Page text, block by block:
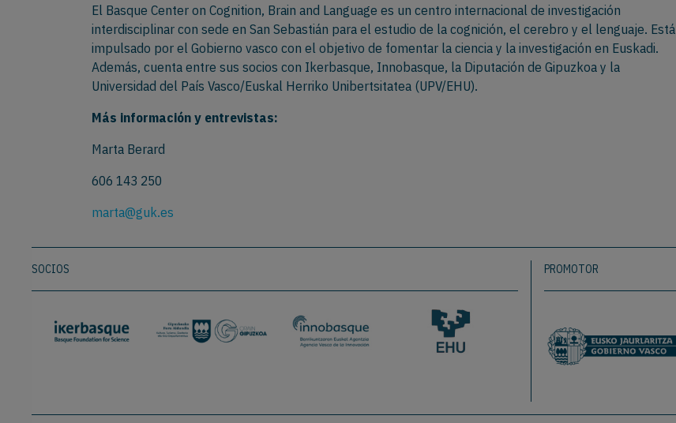
El Basque Center on Cognition, Brain and Language es un centro internacional de investigación
interdisciplinar con sede en San Sebastián para el estudio de la cognición, el cerebro y el lenguaje. Está
impulsado por el Gobierno vasco con el objetivo de fomentar la ciencia y la investigación en Euskadi.
Además, cuenta entre sus socios con Ikerbasque, Innobasque, la Diputación de Gipuzkoa y la
Universidad del País Vasco/Euskal Herriko Unibertsitatea (UPV/EHU).
Más información y entrevistas:
Marta Berard
606 143 250
marta@guk.es
SOCIOS PROMOTOR